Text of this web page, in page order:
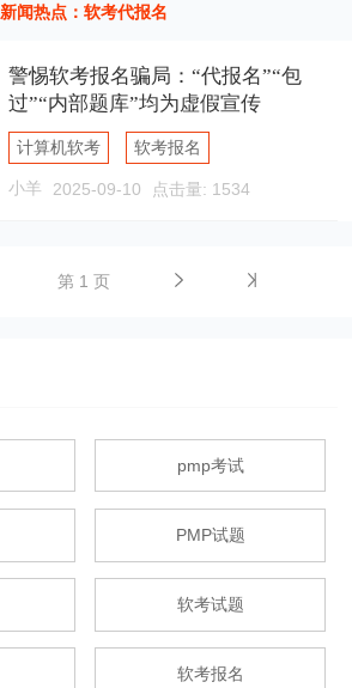
新闻热点：软考代报名
警惕软考报名骗局：“代报名”“包
过”“内部题库”均为虚假宣传
计算机软考 软考报名
软考代报名
小羊 2025-09-10 点击量: 1534
第 1 页
pmp考试
PMP试题
软考试题
软考报名